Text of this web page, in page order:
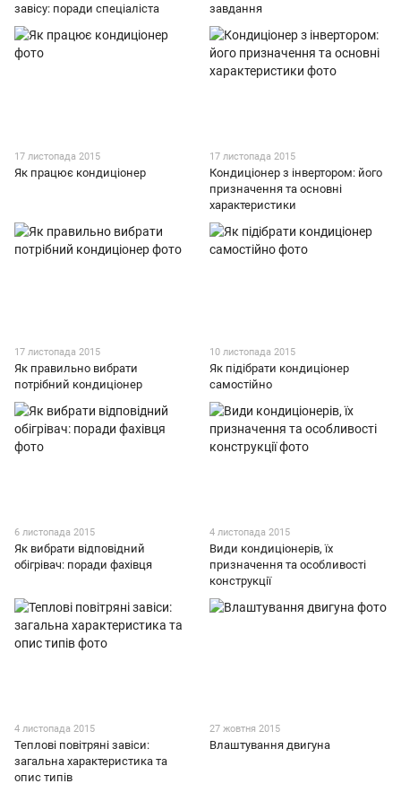
завісу: поради спеціаліста
завдання
17 листопада 2015
Як працює кондиціонер
17 листопада 2015
Кондиціонер з інвертором: його
призначення та основні
характеристики
17 листопада 2015
Як правильно вибрати
потрібний кондиціонер
10 листопада 2015
Як підібрати кондиціонер
самостійно
6 листопада 2015
Як вибрати відповідний
обігрівач: поради фахівця
4 листопада 2015
Види кондиціонерів, їх
призначення та особливості
конструкції
4 листопада 2015
Теплові повітряні завіси:
загальна характеристика та
опис типів
27 жовтня 2015
Влаштування двигуна